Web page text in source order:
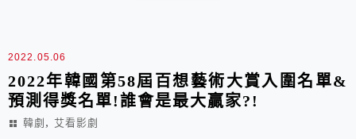
2022.05.06
2022年韓國第58屆百想藝術大賞入圍名單&
預測得獎名單!誰會是最大贏家?!
韓劇 , 艾看影劇